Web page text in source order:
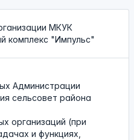
МКУК
комплекс "Импульс"
Администрации
сельсовет района
организаций (при
и функциях,